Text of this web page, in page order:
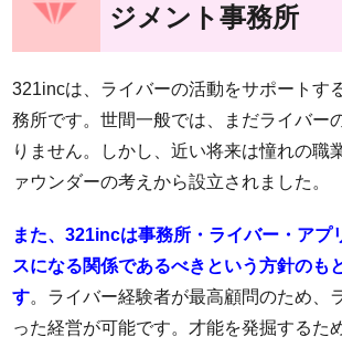
ジメント事務所
321incは、ライバーの活動をサポートす
務所です。世間一般では、まだライバー
りません。しかし、近い将来は憧れの職
ァウンダーの考えから設立されました。
また、321incは事務所・ライバー・アプ
スになる関係であるべきという方針のも
す。ライバー経験者が最高顧問のため、
った経営が可能です。才能を発掘するた